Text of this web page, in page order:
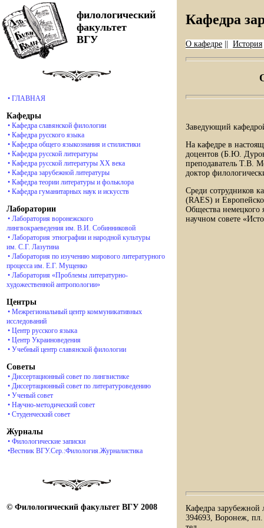
филологический
факультет
ВГУ
• ГЛАВНАЯ
Кафедры
• Кафедра славянской филологии
• Кафедра русского языка
• Кафедра общего языкознания и стилистики
• Кафедра русской литературы
• Кафедра русской литературы ХХ века
• Кафедра зарубежной литературы
• Кафедра теории литературы и фольклора
• Кафедра гуманитарных наук и искусств
Лаборатории
• Лаборатория воронежского
лингвокраеведения им. В.И. Собинниковой
• Лаборатория этнографии и народной культуры
им. С.Г. Лазутина
• Лаборатория по изучению мирового литературного
процесса им. Е.Г. Мущенко
• Лаборатория «Проблемы литературно-
художественной антропологии»
Центры
• Межрегиональный центр коммуникативных
исследований
• Центр русского языка
• Центр Украиноведения
• Учебный центр славянской филологии
Советы
• Диссертационный совет по лингвистике
• Диссертационный совет по литературоведению
• Ученый совет
• Научно-методический совет
• Студенческий совет
Журналы
• Филологические записки
•Вестник ВГУ.Сер.:Филология.Журналистика
© Филологический факультет ВГУ 2008
Кафедра
О кафедре История
Заведующий
На кафедре в
доцентов (Б.Ю.
преподаватель Т.В.
доктор
Среди сотрудников
(RAES) и
Общества немецкого
научном совете
Кафедра зарубежной
394693, Воронеж,